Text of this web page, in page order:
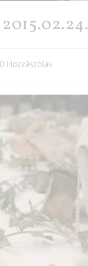
0 Hozzászólás